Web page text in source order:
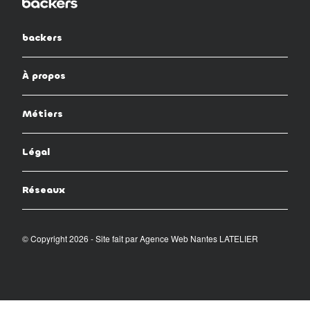
backers
À propos
Métiers
Légal
Réseaux
© Copyright 2026 - Site fait parAgence Web Nantes LATELIER